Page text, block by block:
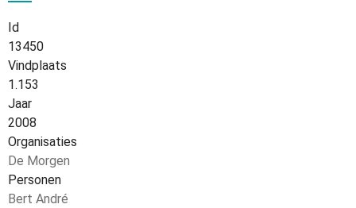
Id
13450
Vindplaats
1.153
Jaar
2008
Organisaties
De Morgen
Personen
Bert André